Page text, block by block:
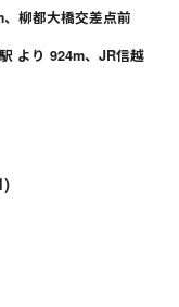
柳都大橋交差点前
より 924m、JR信越